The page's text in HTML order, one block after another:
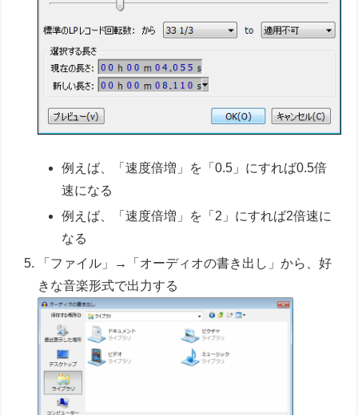
例えば、「速度倍増」を「0.5」にすれば0.5倍
速になる
例えば、「速度倍増」を「2」にすれば2倍速に
なる
「ファイル」→「オーディオの書き出し」から、好
きな音楽形式で出力する